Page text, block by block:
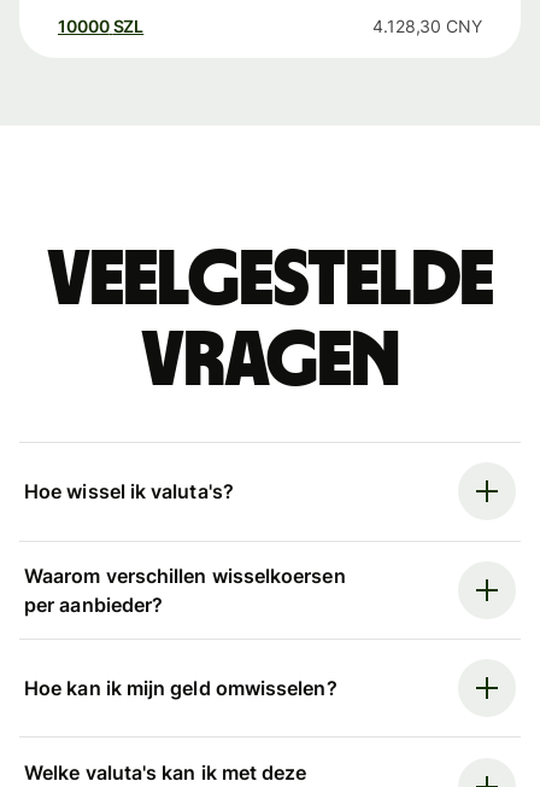
10000 SZL 4.128,30 CNY
Veelgestelde
vragen
Hoe wissel ik valuta's?
Waarom verschillen wisselkoersen
per aanbieder?
Hoe kan ik mijn geld omwisselen?
Welke valuta's kan ik met deze